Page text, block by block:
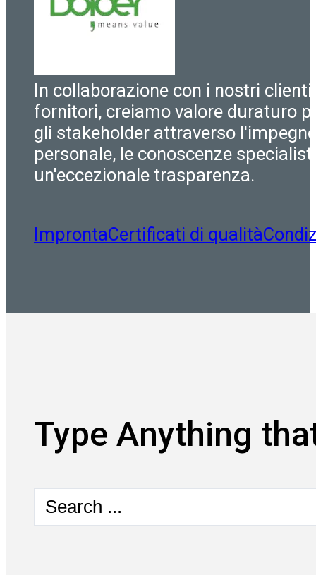
In collaborazione con i nostri clienti
fornitori, creiamo valore duraturo
gli stakeholder attraverso
personale, le conoscenze
un'eccezionale trasparenza.
ImprontaCertificati di qualità
Type Anything
Search
...